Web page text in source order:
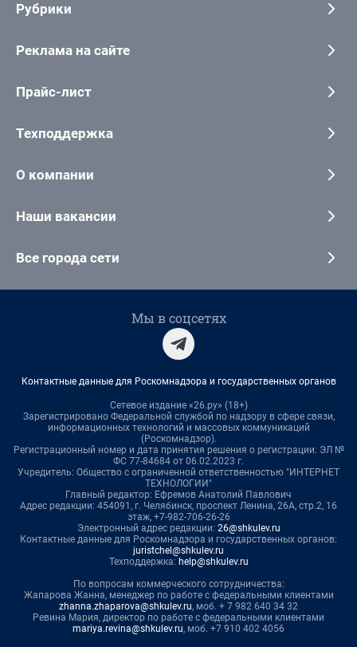
Рубрики
Реклама на сайте
Прайс-лист
Техподдержка
О компании
Наши вакансии
Все города сети
Мы в соцсетях
Контактные данные для Роскомнадзора и государственных органов
Сетевое издание «26.ру» (18+)
Зарегистрировано Федеральной службой по надзору в сфере связи,
информационных технологий и массовых коммуникаций
(Роскомнадзор).
Регистрационный номер и дата принятия решения о регистрации: ЭЛ №
ФС 77-84684 от 06.02.2023 г.
Учредитель: Общество с ограниченной ответственностью "ИНТЕРНЕТ
ТЕХНОЛОГИИ"
Главный редактор: Ефремов Анатолий Павлович
Адрес редакции: 454091, г. Челябинск, проспект Ленина, 26А, стр.2, 16
этаж, +7-982-706-26-26
Электронный адрес редакции: 26@shkulev.ru
Контактные данные для Роскомнадзора и государственных органов:
juristchel@shkulev.ru
Техподдержка: help@shkulev.ru
По вопросам коммерческого сотрудничества:
Жапарова Жанна, менеджер по работе с федеральными клиентами
zhanna.zhaparova@shkulev.ru, моб. + 7 982 640 34 32
Ревина Мария, директор по работе с федеральными клиентами
mariya.revina@shkulev.ru, моб. +7 910 402 4056